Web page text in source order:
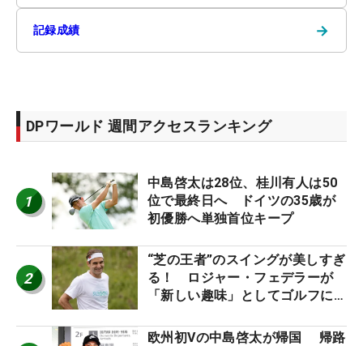
記録成績 →
DPワールド 週間アクセスランキング
1
中島啓太は28位、桂川有人は50
位で最終日へ ドイツの35歳が
初優勝へ単独首位キープ
2
“芝の王者”のスイングが美しすぎ
る！ ロジャー・フェデラーが
「新しい趣味」としてゴルフに挑
欧州初Vの中島啓太が帰国 帰路